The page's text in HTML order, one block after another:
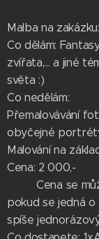
Malba na zakázku:
Co dělám:
zvířata,... a jiné
světa :)
Co nedělám:
Přemalovávání
obyčejné
Malování na
Cena: 2 000,-
Cena se může
pokud se jedná
spíše